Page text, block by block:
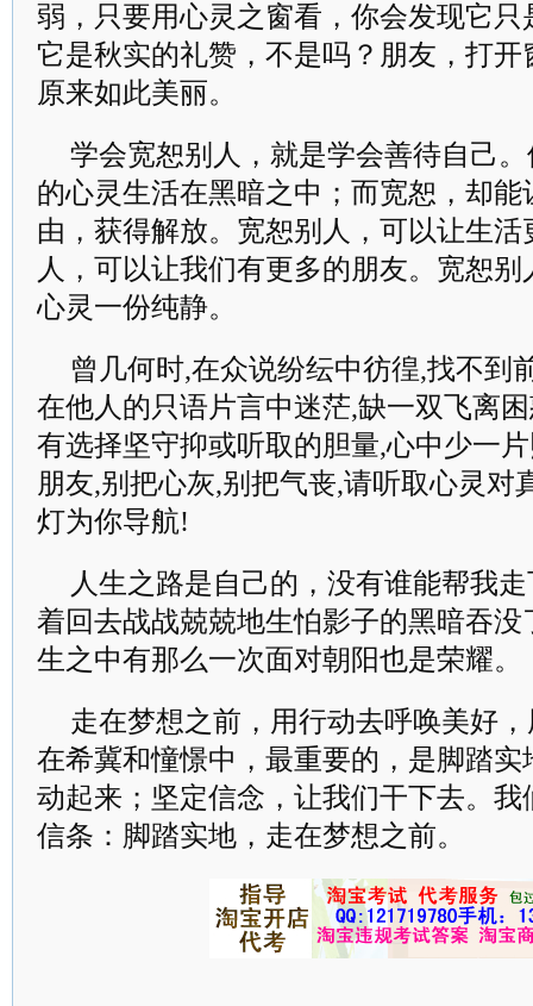
弱，只要用心灵之窗看，你会发现它只
它是秋实的礼赞，不是吗？朋友，打
原来如此美丽。
学会宽恕别人，就是学会善待自己
的心灵生活在黑暗之中；而宽恕，却
由，获得解放。宽恕别人，可以让生
人，可以让我们有更多的朋友。宽恕
心灵一份纯静。
曾几何时,在众说纷纭中彷徨,找不到
在他人的只语片言中迷茫,缺一双飞离
有选择坚守抑或听取的胆量,心中少一
朋友,别把心灰,别把气丧,请听取心灵对
灯为你导航!
人生之路是自己的，没有谁能帮我
着回去战战兢兢地生怕影子的黑暗吞
生之中有那么一次面对朝阳也是荣耀。
走在梦想之前，用行动去呼唤美好
在希冀和憧憬中，最重要的，是脚踏
动起来；坚定信念，让我们干下去。
信条：脚踏实地，走在梦想之前。